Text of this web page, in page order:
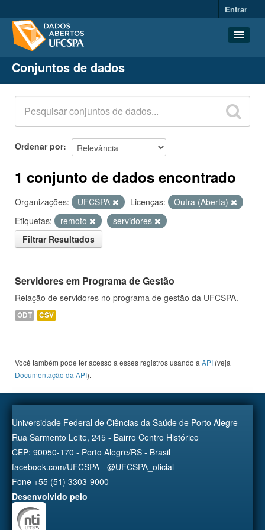
Entrar
Conjuntos de dados
Organizações
Grupos
Sobre
Conjuntos de dados
Ordenar por
1 conjunto de dados encontrado
Organizações: UFCSPA Licenças:
Outra (Aberta)
Etiquetas:
remoto
servidores
Filtrar Resultados
Servidores em Programa de Gestão
Relação de servidores no programa de gestão da UFCSPA.
ODT CSV
Você também pode ter acesso a esses registros usando a API (veja
Documentação da API).
Universidade Federal de Ciências da Saúde de Porto Alegre
Rua Sarmento Leite, 245 - Bairro Centro Histórico
CEP: 90050-170 - Porto Alegre/RS - Brasil
facebook.com/UFCSPA - @UFCSPA_oficial
Fone +55 (51) 3303-9000
Desenvolvido pelo